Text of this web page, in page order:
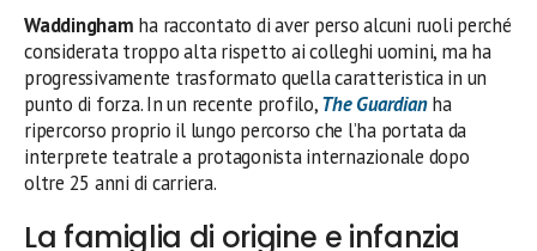
Waddingham ha raccontato di aver perso alcuni ruoli perché
considerata troppo alta rispetto ai colleghi uomini, ma ha
progressivamente trasformato quella caratteristica in un
punto di forza. In un recente profilo,The Guardianha
ripercorso proprio il lungo percorso che l’ha portata da
interprete teatrale a protagonista internazionale dopo
oltre 25 anni di carriera.
La famiglia di origine e infanzia